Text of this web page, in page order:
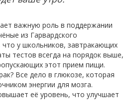
важную роль в поддержании
из Гарвардского
что у школьников, завтракающих
тестов всегда на порядок выше,
этот прием пищи.
Все дело в глюкозе, которая
энергии для мозга.
её уровень, что улучшает